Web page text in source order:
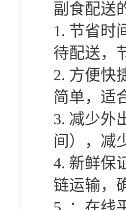
副食配送
1. 节省时
待配送，
2. 方便快
简单，适
3. 减少外
间），减
4. 新鲜保
链运输，